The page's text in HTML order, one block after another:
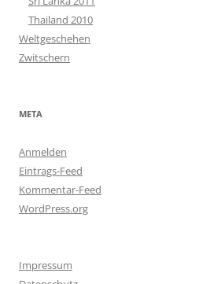
Thailand 2010
Weltgeschehen
Zwitschern
META
Anmelden
Eintrags-Feed
Kommentar-Feed
WordPress.org
Impressum